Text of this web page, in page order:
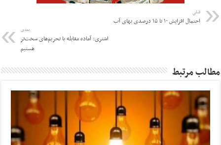
قبلی
احتمال افزایش ۱۰ تا ۱۵ درصدی بهای آب
بعدی
اشتری: آماده مقابله با تحریم‌های سخت‌تر
هستیم
مطالب مرتبط